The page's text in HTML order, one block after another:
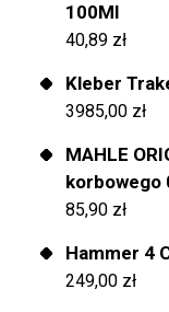
100Ml
40,89 zł
Kleber
3985,00 zł
MAHLE
korbowego
85,90 zł
Hammer 4
249,00 zł